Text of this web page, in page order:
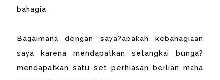
bahagia.
Bagaimana dengan saya?apakah kebahagiaan
saya karena mendapatkan setangkai bunga?
mendapatkan satu set perhiasan berlian maha